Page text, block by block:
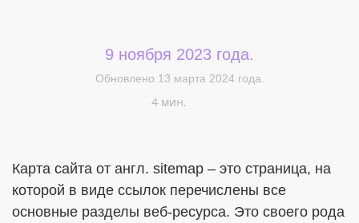
9 ноября 2023 года.
Обновлено 13 марта 2024 года.
4 мин.
Карта сайта от англ. sitemap – это страница, на
которой в виде ссылок перечислены все
основные разделы веб-ресурса. Это своего рода